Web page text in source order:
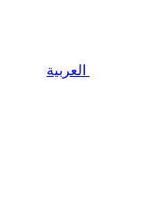
العربية